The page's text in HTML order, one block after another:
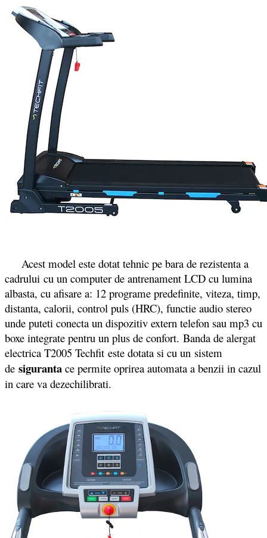
Acest model este dotat tehnic pe bara de rezistenta a
cadrului cu un computer de antrenament LCD cu lumina
albasta, cu afisare a: 12 programe predefinite, viteza, timp,
distanta, calorii, control puls (HRC), functie audio stereo
unde puteti conecta un dispozitiv extern telefon sau mp3 cu
boxe integrate pentru un plus de confort. Banda de alergat
electrica T2005 Techfit este dotata si cu un sistem
de siguranta ce permite oprirea automata a benzii in cazul
in care va dezechilibrati.